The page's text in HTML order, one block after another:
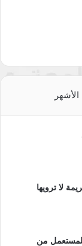
الأشهر
لا ترويها
من